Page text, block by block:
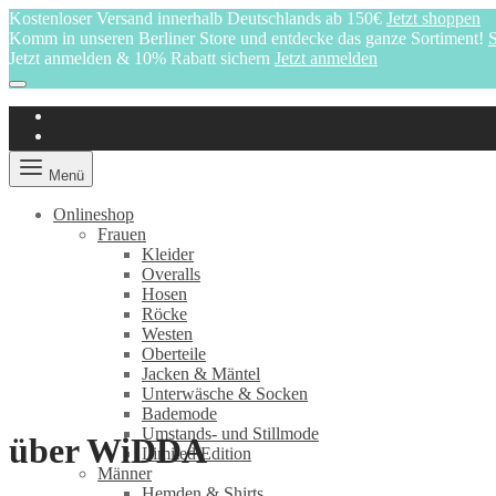
Kostenloser Versand innerhalb Deutschlands ab 150€ Jetzt shoppen
Komm in unseren Berliner Store und entdecke das ganze Sortiment!
Jetzt anmelden & 10% Rabatt sichern Jetzt anmelden
Menü
Onlineshop
Frauen
Kleider
Overalls
Hosen
Röcke
Westen
Oberteile
Jacken & Mäntel
Unterwäsche & Socken
Bademode
Umstands- und Stillmode
Limited Edition
Männer
über WiDDA